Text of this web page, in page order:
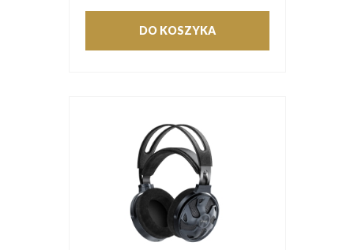
DO KOSZYKA